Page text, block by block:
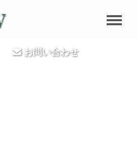
お問い合わせ